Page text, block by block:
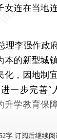
女连在当地
李强作政
本的新型城
化，因地制
一步完善“
升学教育保
字 订阅后继续阅